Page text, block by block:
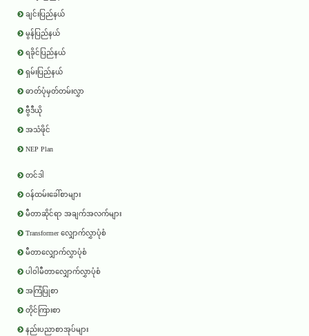
ချင်းပြည်နယ်
မွန်ပြည်နယ်
ရခိုင်ပြည်နယ်
ရှမ်းပြည်နယ်
ဓာတ်ပုံမှတ်တမ်းလွှာ
ဗွီဒီယို
အသံဖိုင်
NEP Plan
တင်ဒါ
ဝန်ထမ်းခေါ်စာများ
မီတာဆိုင်ရာ အချက်အလက်များ
Transformer လျှောက်လွှာပုံစံ
မီတာလျှောက်လွှာပုံစံ
ပါဝါမီတာလျှောက်လွှာပုံစံ
အကြံပြုစာ
တိုင်ကြားစာ
နည်းပညာစာအုပ်များ